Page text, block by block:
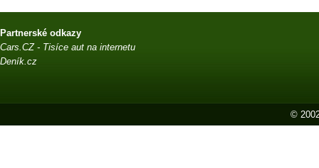
Partnerské odkazy
Cars.CZ - Tisíce aut na internetu
Deník.cz
©